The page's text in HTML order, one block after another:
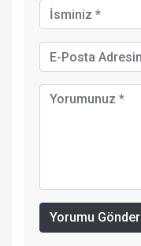
Yorumu Gönder